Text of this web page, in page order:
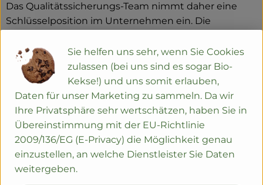
Das Qualitätssicherungs-Team nimmt daher eine
Schlüsselposition im Unternehmen ein. Die
Feld. Bei Wareneingang werden alle Rohstoffe und
Produkte beprobt. Zusätzlich werden sie durch
anerkannte externe Labors unabhängig analysiert.
Wie schon zu Beginn liegen Rapunzel auch heute
die persönlichen Kontakte zu den Lieferanten und
langfristige Partnerschaften besonders am Herzen.
Besuche vor Ort, Beratung durch eigene Agrar-
Ingenieure und der rege Austausch miteinander
sichern die einwandfreie Qualität der Rohstoffe ab.
Sie helfen uns sehr, wenn Sie Cookies
zulassen (bei uns sind es sogar Bio-
Kekse!) und uns somit erlauben,
Daten für unser Marketing zu sammeln. Da wir
Ihre Privatsphäre sehr wertschätzen, haben Sie in
Übereinstimmung mit der EU-Richtlinie
2009/136/EG (E-Privacy) die Möglichkeit genau
einzustellen, an welche Dienstleister Sie Daten
weitergeben.